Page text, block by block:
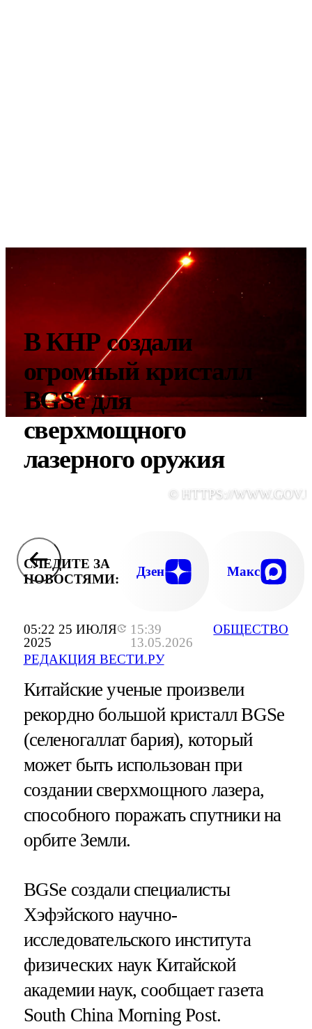
05:22 25 ИЮЛЯ
2025
15:39
13.05.2026
РЕДАКЦИЯ ВЕСТИ.РУ
ОБЩЕСТВО
В КНР создали
огромный кристалл
BGSe для
сверхмощного
лазерного оружия
© HTTPS://
СЛЕДИТЕ ЗА
НОВОСТЯМИ:
Дзен Макс
Китайские ученые произвели
рекордно большой кристалл BGSe
(селеногаллат бария), который
может быть использован при
создании сверхмощного лазера,
способного поражать спутники на
орбите Земли.
BGSe создали специалисты
Хэфэйского научно-
исследовательского института
физических наук Китайской
академии наук, сообщает газета
South China Morning Post.